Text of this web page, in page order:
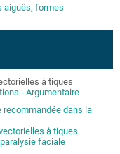
aiguës, formes
à tiques
- Argumentaire
recommandée dans la
à tiques
faciale